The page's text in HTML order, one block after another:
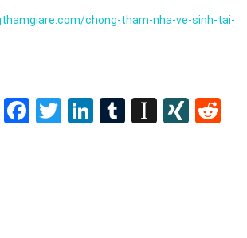
chong-tham-nha-ve-sinh-tai-
Facebook
TwitterLinkedIn
Tumblr